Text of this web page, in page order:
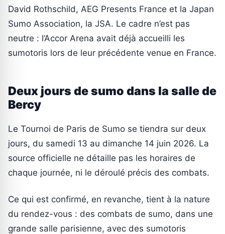
David Rothschild, AEG Presents France et la Japan
Sumo Association, la JSA. Le cadre n’est pas
neutre : l’Accor Arena avait déjà accueilli les
sumotoris lors de leur précédente venue en France.
Deux jours de sumo dans la salle de
Bercy
Le Tournoi de Paris de Sumo se tiendra sur deux
jours, du samedi 13 au dimanche 14 juin 2026. La
source officielle ne détaille pas les horaires de
chaque journée, ni le déroulé précis des combats.
Ce qui est confirmé, en revanche, tient à la nature
du rendez-vous : des combats de sumo, dans une
grande salle parisienne, avec des sumotoris